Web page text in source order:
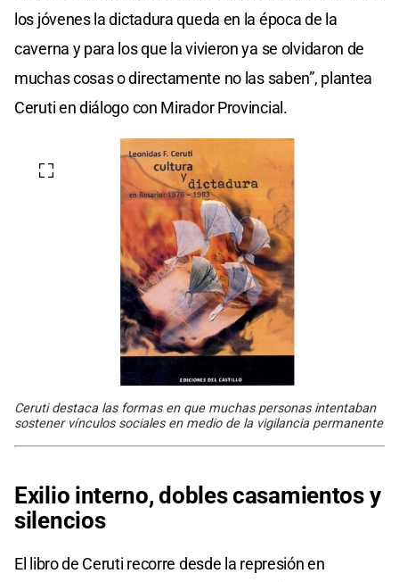
los jóvenes la dictadura queda en la época de la
caverna y para los que la vivieron ya se olvidaron de
muchas cosas o directamente no las saben”, plantea
Ceruti en diálogo con Mirador Provincial.
Ceruti destaca las formas en que muchas personas intentaban
sostener vínculos sociales en medio de la vigilancia permanente
Exilio interno, dobles casamientos y
silencios
El libro de Ceruti recorre desde la represión en